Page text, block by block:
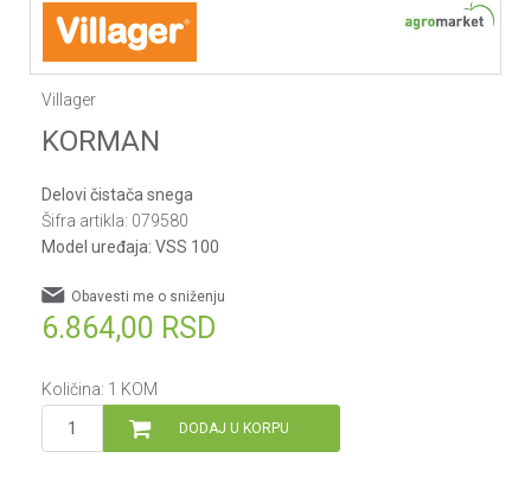
Villager
KORMAN
Delovi čistača snega
Šifra artikla: 079580
Model uređaja: VSS 100
6.864,00 RSD
Obavesti me o sniženju
Količina: 1 KOM
DODAJ U KORPU